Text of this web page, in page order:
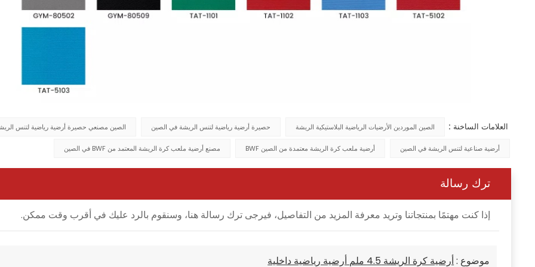
العلامات الساخنة : الصين الموردين الأرضيات الرياضية البلاستيكية الريشة حصيرة أرضية رياضية لتنس الريشة في الصين الصين مصنعي حصيرة أرضية رياضية لتنس
أرضية صناعية لتنس الريشة في الصين أرضية ملعب كرة الريشة معتمدة من الصين BWF مصنع أرضية ملعب كرة الريشة المعتمد من BWF في الصين
ترك رسالة
إذا كنت مهتمًا بمنتجاتنا وتريد معرفة المزيد من التفاصيل، فيرجى ترك رسالة هنا، وسنقوم بالرد عليك في أقرب وقت ممكن.
موضوع :أرضية كرة الريشة 4.5 ملم أرضية رياضية داخلية